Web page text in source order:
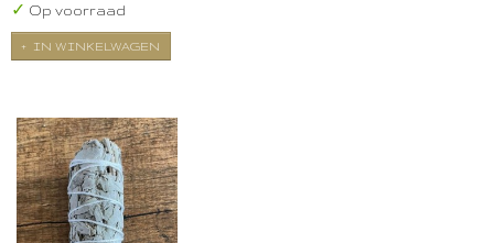
✓ Op voorraad
IN WINKELWAGEN